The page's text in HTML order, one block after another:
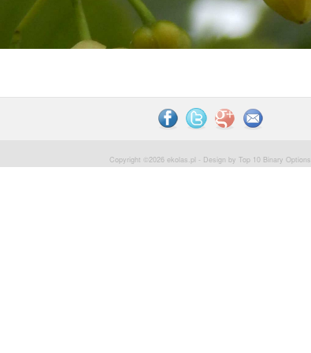
Copyright ©2026 ekolas.pl - Design by Top 10 Binary Options